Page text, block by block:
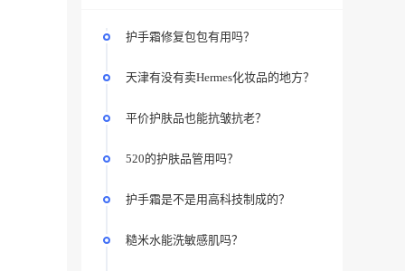
护手霜修复包包有用吗？
天津有没有卖Hermes化妆品的地方？
平价护肤品也能抗皱抗老？
520的护肤品管用吗？
护手霜是不是用高科技制成的？
糙米水能洗敏感肌吗？